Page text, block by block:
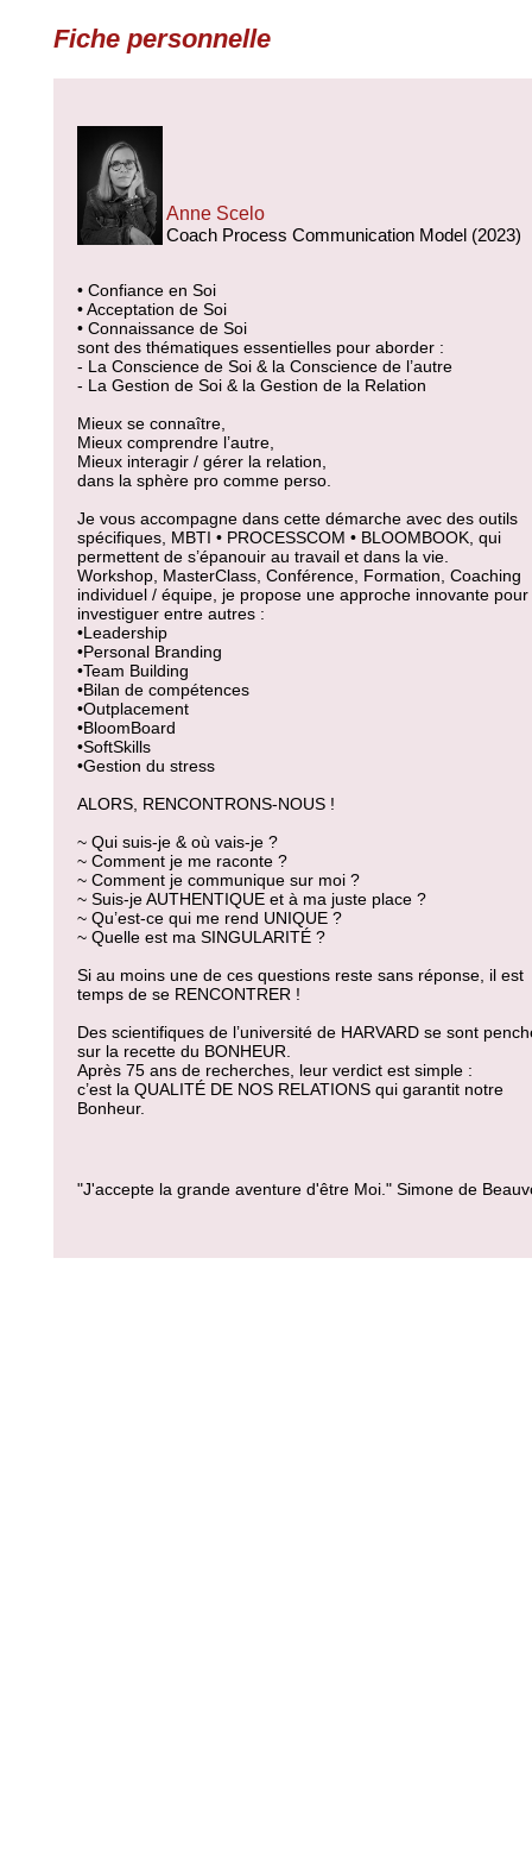
Fiche personnelle
Anne Scelo
Coach Process Communication Model (2023)
• Confiance en Soi
• Acceptation de Soi
• Connaissance de Soi
sont des thématiques essentielles pour aborder :
- La Conscience de Soi & la Conscience de l’autre
- La Gestion de Soi & la Gestion de la Relation
Mieux se connaître,
Mieux comprendre l’autre,
Mieux interagir / gérer la relation,
dans la sphère pro comme perso.
Je vous accompagne dans cette démarche avec des outils
spécifiques, MBTI • PROCESSCOM • BLOOMBOOK, qui
permettent de s’épanouir au travail et dans la vie.
Workshop, MasterClass, Conférence, Formation, Coaching
individuel / équipe, je propose une approche innovante pour
investiguer entre autres :
•Leadership
•Personal Branding
•Team Building
•Bilan de compétences
•Outplacement
•BloomBoard
•SoftSkills
•Gestion du stress
ALORS, RENCONTRONS-NOUS !
~ Qui suis-je & où vais-je ?
~ Comment je me raconte ?
~ Comment je communique sur moi ?
~ Suis-je AUTHENTIQUE et à ma juste place ?
~ Qu’est-ce qui me rend UNIQUE ?
~ Quelle est ma SINGULARITÉ ?
Si au moins une de ces questions reste sans réponse, il est
temps de se RENCONTRER !
Des scientifiques de l’université de HARVARD se sont
sur la recette du BONHEUR.
Après 75 ans de recherches, leur verdict est simple :
c’est la QUALITÉ DE NOS RELATIONS qui garantit notre
Bonheur.
"J'accepte la grande aventure d'être Moi." Simone de